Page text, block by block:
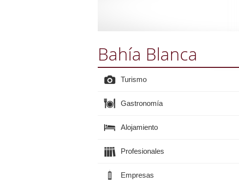
Bahía Blanca
Turismo
Gastronomía
Alojamiento
Profesionales
Empresas